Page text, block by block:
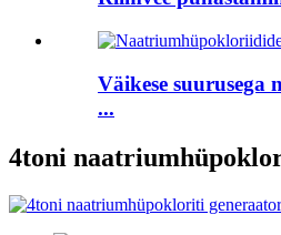
Väikese
...
4toni